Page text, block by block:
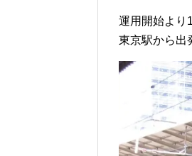
運用開始より
東京駅から出